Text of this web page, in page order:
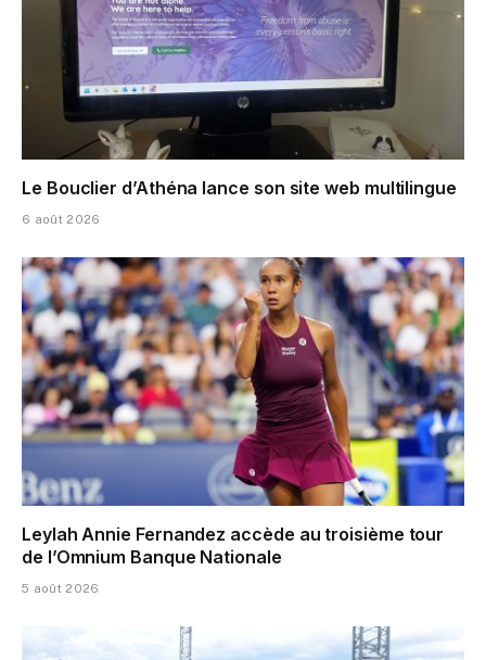
Le Bouclier d’Athéna lance son site web multilingue
6 août 2026
Leylah Annie Fernandez accède au troisième tour
de l’Omnium Banque Nationale
5 août 2026